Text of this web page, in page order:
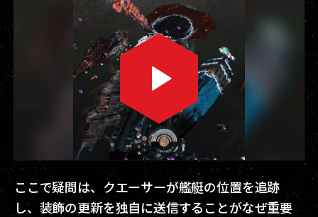
ここで疑問は、クエーサーが艦艇の位置を追跡
し、装飾の更新を独自に送信することがなぜ重要